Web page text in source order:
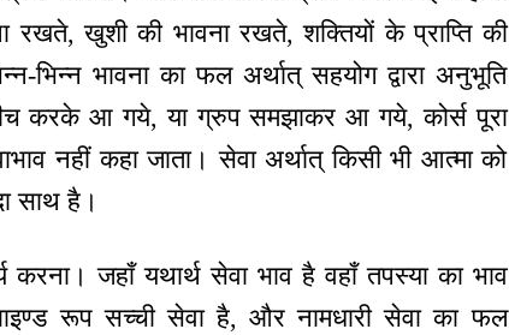
रखते, खुशी की भावना रखते, शक्तियों के प्राप्ति की
भिन्न भावना का फल अर्थात् सहयोग द्वारा अनुभूति
करके आ गये, या ग्रुप समझाकर आ गये, कोर्स पूरा
नहीं कहा जाता। सेवा अर्थात् किसी भी आत्मा को
साथ है।
जहाँ यथार्थ सेवा भाव है वहाँ तपस्या का भाव
रूप सच्ची सेवा है, और नामधारी सेवा का फल